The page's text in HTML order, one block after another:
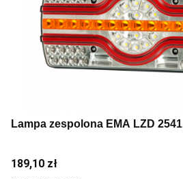
Lampa zespolona EMA LZD 2541
Cena
189,10 zł